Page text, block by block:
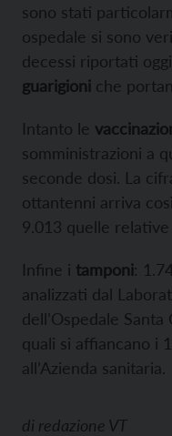
sono stati
ospedale si sono
decessi riportati
guarigioni che
Intanto le
somministrazioni a
seconde dosi. La
ottantenni arriva
9.013 quelle
Infine i tamponi:
analizzati dal
dell’Ospedale
quali si affiancano i
all’Azienda sanitaria.
di redazione VT